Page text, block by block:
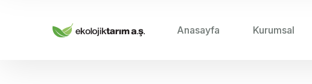
Anasayfa Kurumsal